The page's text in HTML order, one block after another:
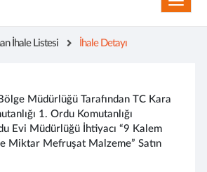
İhale Listesi İhale Detayı
Müdürlüğü Tarafından TC Kara
1. Ordu Komutanlığı
Evi Müdürlüğü İhtiyacı “9 Kalem
Miktar Mefruşat Malzeme” Satın